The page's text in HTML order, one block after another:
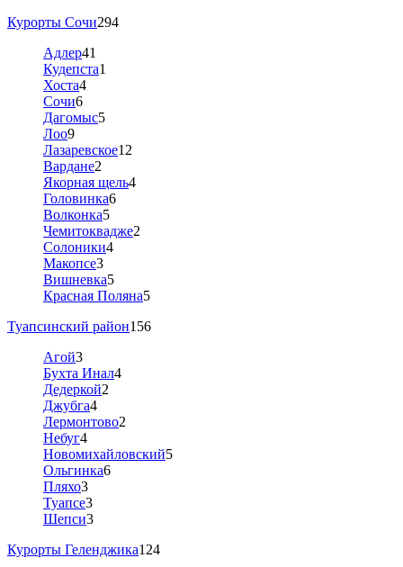
Курорты Сочи294
Адлер41
Кудепста1
Хоста4
Сочи6
Дагомыс5
Лоо9
Лазаревское12
Вардане2
Якорная щель4
Головинка6
Волконка5
Чемитоквадже2
Солоники4
Макопсе3
Вишневка5
Красная Поляна5
Туапсинский район156
Агой3
Бухта Инал4
Дедеркой2
Джубга4
Лермонтово2
Небуг4
Новомихайловский5
Ольгинка6
Пляхо3
Туапсе3
Шепси3
Курорты Геленджика124